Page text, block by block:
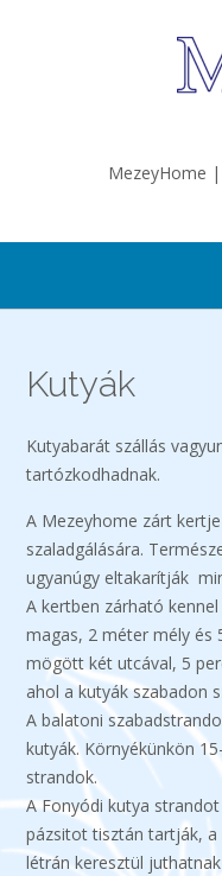
MezeyHome
Kutyák
Kutyabarát szállás
tartózkodhadnak.
A Mezeyhome zárt
szaladgálására.
ugyanúgy eltakarítják
A kertben zárható
magas, 2 méter mély és
mögött két utcával, 5
ahol a kutyák szabadon
A balatoni
kutyák. Környékünkön
strandok.
A Fonyódi kutya
pázsitot tisztán tartják,
létrán keresztül